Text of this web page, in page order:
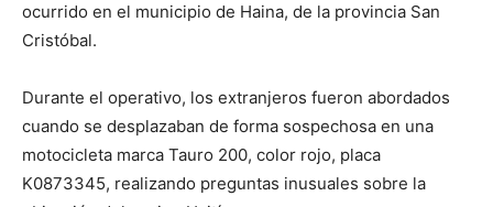
ocurrido en el municipio de Haina, de la provincia San
Cristóbal.
Durante el operativo, los extranjeros fueron abordados
cuando se desplazaban de forma sospechosa en una
motocicleta marca Tauro 200, color rojo, placa
K0873345, realizando preguntas inusuales sobre la